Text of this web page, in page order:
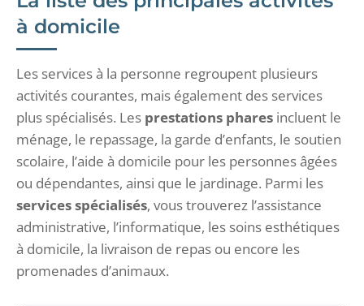
à domicile
Les services à la personne regroupent plusieurs
activités courantes, mais également des services
plus spécialisés. Les prestations phares incluent le
ménage, le repassage, la garde d’enfants, le soutien
scolaire, l’aide à domicile pour les personnes âgées
ou dépendantes, ainsi que le jardinage. Parmi les
services spécialisés, vous trouverez l’assistance
administrative, l’informatique, les soins esthétiques
à domicile, la livraison de repas ou encore les
promenades d’animaux.